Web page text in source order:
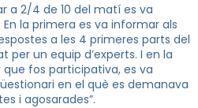
a 2/4 de 10 del matí es va
la primera es va informar als
a les 4 primeres parts del
un equip d’experts. I en la
fos participativa, es va
en el què es demanava
i agosarades”.